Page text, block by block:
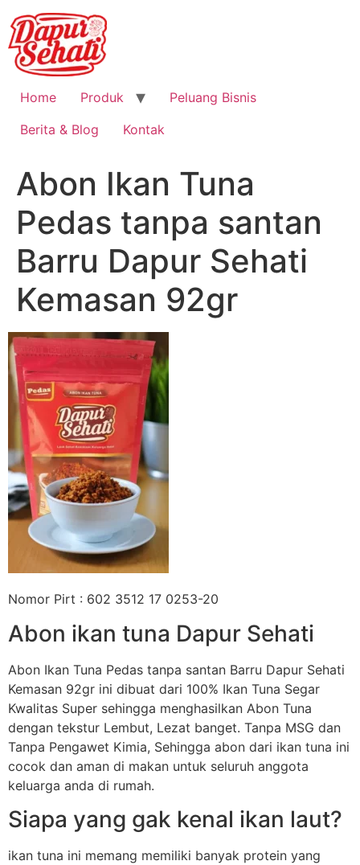
Home Produk
Peluang Bisnis
Berita & Blog
Kontak
Abon Ikan Tuna
Pedas tanpa santan
Barru Dapur Sehati
Kemasan 92gr
Nomor Pirt : 602 3512 17 0253-20
Abon ikan tuna Dapur Sehati
Abon Ikan Tuna Pedas tanpa santan Barru Dapur Sehati
Kemasan 92gr ini dibuat dari 100% Ikan Tuna Segar
Kwalitas Super sehingga menghasilkan Abon Tuna
dengan tekstur Lembut, Lezat banget. Tanpa MSG dan
Tanpa Pengawet Kimia, Sehingga abon dari ikan tuna ini
cocok dan aman di makan untuk seluruh anggota
keluarga anda di rumah.
Siapa yang gak kenal ikan laut?
ikan tuna ini memang memiliki banyak protein yang